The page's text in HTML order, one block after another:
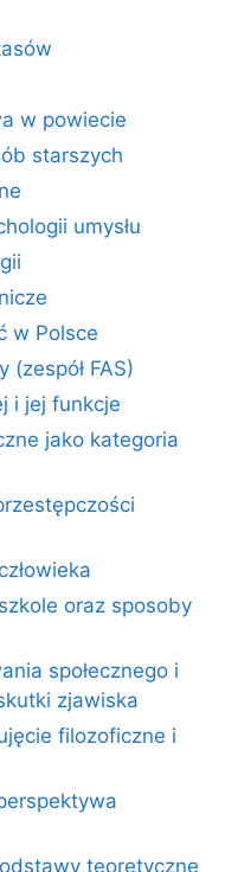
w powiecie
starszych
umysłu
w Polsce
(zespół FAS)
i jej funkcje
jako kategoria
oraz sposoby
społecznego i
zjawiska
filozoficzne i
teoretyczne